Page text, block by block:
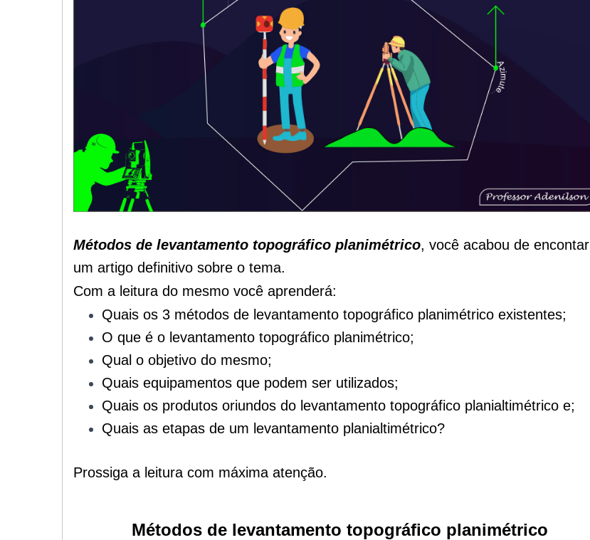
Métodos de levantamento topográfico planimétrico, você acabou de encontar
um artigo definitivo sobre o tema.
Com a leitura do mesmo você aprenderá:
Quais os 3 métodos de levantamento topográfico planimétrico existentes;
O que é o levantamento topográfico planimétrico;
Qual o objetivo do mesmo;
Quais equipamentos que podem ser utilizados;
Quais os produtos oriundos do levantamento topográfico planialtimétrico e;
Quais as etapas de um levantamento planialtimétrico?
Prossiga a leitura com máxima atenção.
Métodos de levantamento topográfico planimétrico